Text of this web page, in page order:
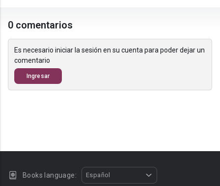
0 comentarios
Es necesario iniciar la sesión en su cuenta para poder dejar un
comentario
Ingresar
Books language: Español